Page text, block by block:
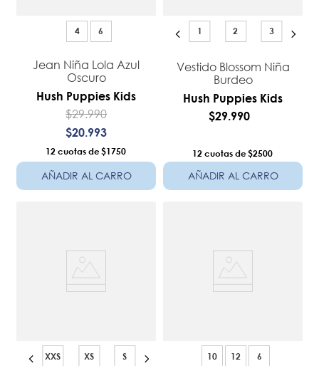
4 6
Jean Niña Lola Azul
Oscuro
Hush Puppies Kids
$29.990
$20 993
12 $1750
AÑADIR AL CARRO
1 2 3
Vestido Blossom Niña
Burdeo
Hush Puppies Kids
$29.990
12 $2500
AÑADIR AL CARRO
XXS XS S 10 12 6